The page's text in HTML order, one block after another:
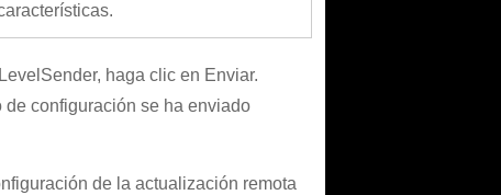
haga clic en Enviar.
configuración se ha enviado
de la actualización remota